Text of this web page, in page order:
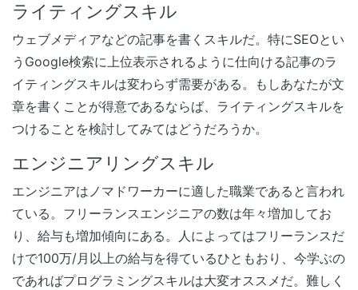
ライティングスキル
ウェブメディアなどの記事を書くスキルだ。特にSEOとい
うGoogle検索に上位表示されるように仕向ける記事のラ
イティングスキルは変わらず需要がある。もしあなたが文
章を書くことが得意であるならば、ライティングスキルを
つけることを検討してみてはどうだろうか。
エンジニアリングスキル
エンジニアはノマドワーカーに適した職業であると言われ
ている。フリーランスエンジニアの数は年々増加してお
り、給与も増加傾向にある。人によってはフリーランスだ
けで100万/月以上の給与を得ているひともおり、今学ぶの
であればプログラミングスキルは大変オススメだ。難しく